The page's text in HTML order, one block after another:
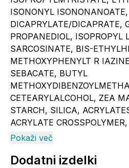
ISONONYL
DICAPRYLATE/DICAPRATE,
PROPANEDIOL, ISOPROPYL
SARCOSINATE, BIS-
METHOXYPHENYLT R
SEBACATE, BUTYL
CETEARYLALCOHOL, ZEA
STARCH, SILICA,
ACRYLATE
GLUCOSIDE,
Pokaži več
Dodatni izdelki